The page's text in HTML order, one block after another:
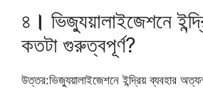
৪ । ভিজ্যুয়ালাইজেশনে
কতটা গুরুত্বপূর্ণ?
উত্তর:ভিজ্যুয়ালাইজেশনে ইন্দ্রিয় ব্যবহার